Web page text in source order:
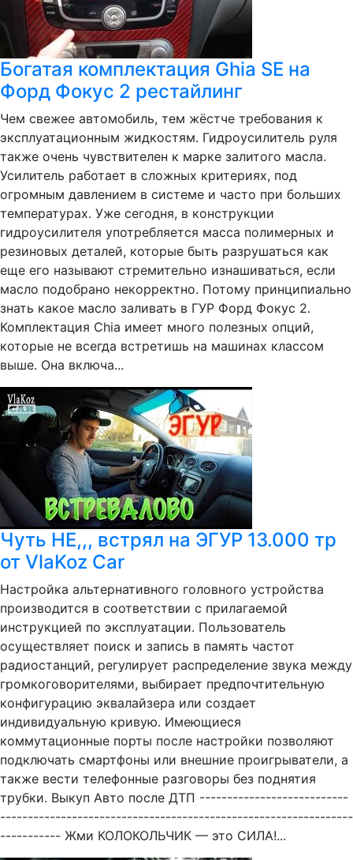
Богатая комплектация Ghia SE на
Форд Фокус 2 рестайлинг
Чем свежее автомобиль, тем жёстче требования к
эксплуатационным жидкостям. Гидроусилитель руля
также очень чувствителен к марке залитого масла.
Усилитель работает в сложных критериях, под
огромным давлением в системе и часто при больших
температурах. Уже сегодня, в конструкции
гидроусилителя употребляется масса полимерных и
резиновых деталей, которые быть разрушаться как
еще его называют стремительно изнашиваться, если
масло подобрано некорректно. Потому принципиально
знать какое масло заливать в ГУР Форд Фокус 2.
Комплектация Chia имеет много полезных опций,
которые не всегда встретишь на машинах классом
выше. Она включа...
Чуть НЕ,,, встрял на ЭГУР 13.000 тр
от VlaKoz Car
Настройка альтернативного головного устройства
производится в соответствии с прилагаемой
инструкцией по эксплуатации. Пользователь
осуществляет поиск и запись в память частот
радиостанций, регулирует распределение звука между
громкоговорителями, выбирает предпочтительную
конфигурацию эквалайзера или создает
индивидуальную кривую. Имеющиеся
коммутационные порты после настройки позволяют
подключать смартфоны или внешние проигрыватели, а
также вести телефонные разговоры без поднятия
трубки. Выкуп Авто после ДТП ---------------------------
----------------------------------------------------------------
----------- Жми КОЛОКОЛЬЧИК — это СИЛА!...